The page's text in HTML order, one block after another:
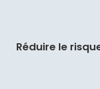
Réduire le